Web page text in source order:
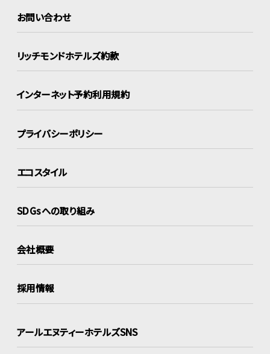
お問い合わせ
リッチモンドホテルズ約款
インターネット予約利用規約
プライバシーポリシー
エコスタイル
SDGsへの取り組み
会社概要
採用情報
アールエヌティーホテルズSNS